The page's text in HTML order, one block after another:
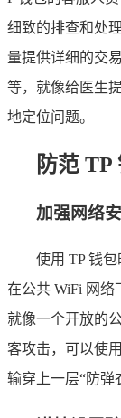
细致的排查和处
量提供详细的交
等，就像给医生
地定位问题。
防范 TP
加强网络
使用 TP 钱
在公共 WiFi 网络
就像一个开放的
客攻击，可以使
输穿上一层“防弹